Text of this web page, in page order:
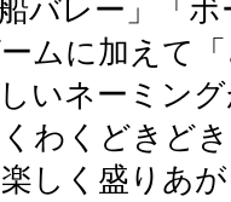
バレー」「
ムに加えて
いネーミン
わくどきど
しく盛りあ